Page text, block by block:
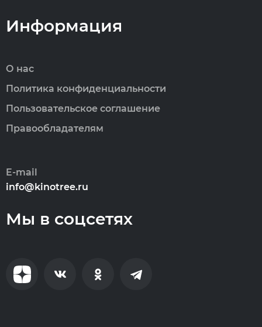
Информация
О нас
Политика конфиденциальности
Пользовательское соглашение
Правообладателям
E-mail
info@kinotree.ru
Мы в соцсетях